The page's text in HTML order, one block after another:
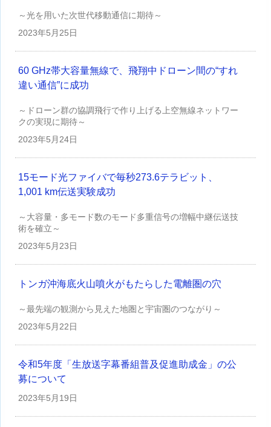
～光を用いた次世代移動通信に期待～
2023年5月25日
60 GHz帯大容量無線で、飛翔中ドローン間の“すれ
違い通信”に成功
～ドローン群の協調飛行で作り上げる上空無線ネットワー
クの実現に期待～
2023年5月24日
15モード光ファイバで毎秒273.6テラビット、
1,001 km伝送実験成功
～大容量・多モード数のモード多重信号の増幅中継伝送技
術を確立～
2023年5月23日
トンガ沖海底火山噴火がもたらした電離圏の穴
～最先端の観測から見えた地圏と宇宙圏のつながり～
2023年5月22日
令和5年度「生放送字幕番組普及促進助成金」の公
募について
2023年5月19日